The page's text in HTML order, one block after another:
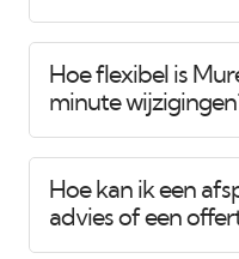
Hoe flexibel is
minute
Hoe kan ik een
advies of een